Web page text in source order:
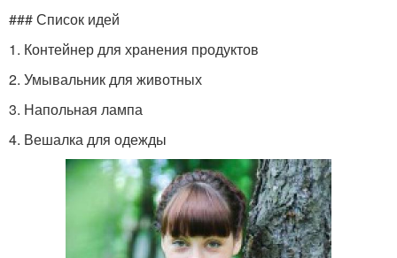
### Список идей
1. Контейнер для хранения продуктов
2. Умывальник для животных
3. Напольная лампа
4. Вешалка для одежды